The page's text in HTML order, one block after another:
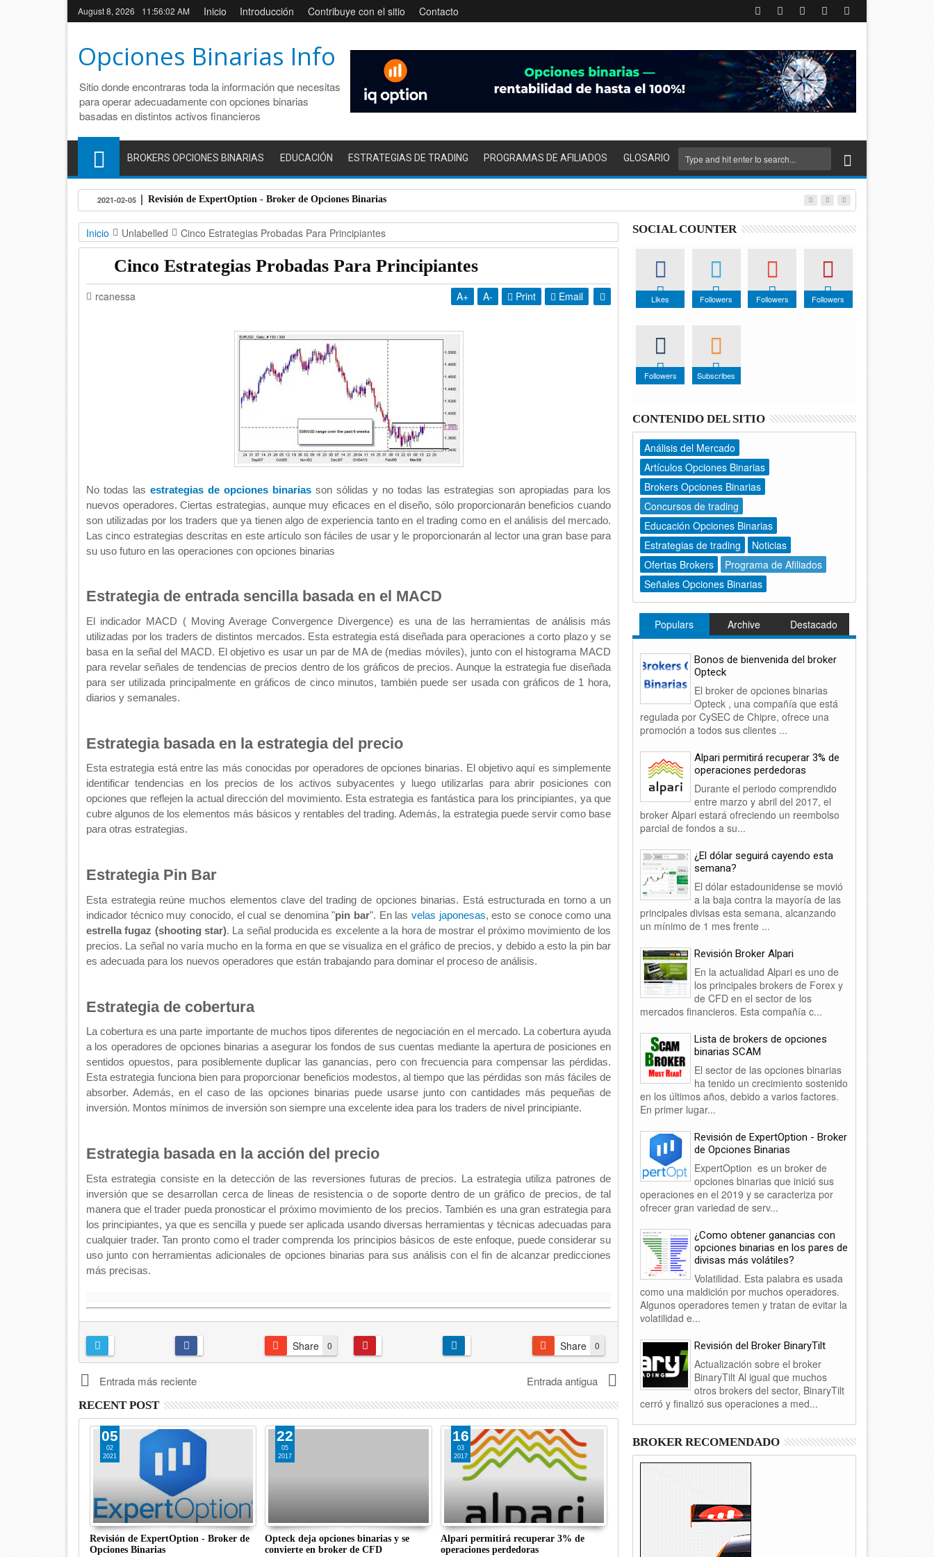
August 8, 2026 11:56:03 AM Inicio Introducción Contribuye con el sitio Contacto
Opciones Binarias Info
Sitio donde encontraras toda la información que necesitas
para operar adecuadamente con opciones binarias
basadas en distintos activos financieros
BROKERS OPCIONES BINARIAS EDUCACIÓN ESTRATEGIAS DE TRADING PROGRAMAS DE AFILIADOS GLOSARIO
Revisión de ExpertOption - Broker de Opciones Binarias
2021-02-05
Inicio Unlabelled Cinco Estrategias Probadas Para Principiantes
Cinco Estrategias Probadas Para Principiantes
rcanessa A+ A- Print Email
No todas las estrategias de opciones binarias son sólidas y no todas las estrategias son apropiadas para los
nuevos operadores. Ciertas estrategias, aunque muy eficaces en el diseño, sólo proporcionarán beneficios cuando
son utilizadas por los traders que ya tienen algo de experiencia tanto en el trading como en el análisis del mercado.
Las cinco estrategias descritas en este artículo son fáciles de usar y le proporcionarán al lector una gran base para
su uso futuro en las operaciones con opciones binarias
Estrategia de entrada sencilla basada en el MACD
El indicador MACD ( Moving Average Convergence Divergence) es una de las herramientas de análisis más
utilizadas por los traders de distintos mercados. Esta estrategia está diseñada para operaciones a corto plazo y se
basa en la señal del MACD. El objetivo es usar un par de MA de (medias móviles), junto con el histograma MACD
para revelar señales de tendencias de precios dentro de los gráficos de precios. Aunque la estrategia fue diseñada
para ser utilizada principalmente en gráficos de cinco minutos, también puede ser usada con gráficos de 1 hora,
diarios y semanales.
Estrategia basada en la estrategia del precio
Esta estrategia está entre las más conocidas por operadores de opciones binarias. El objetivo aquí es simplemente
identificar tendencias en los precios de los activos subyacentes y luego utilizarlas para abrir posiciones con
opciones que reflejen la actual dirección del movimiento. Esta estrategia es fantástica para los principiantes, ya que
cubre algunos de los elementos más básicos y rentables del trading. Además, la estrategia puede servir como base
para otras estrategias.
Estrategia Pin Bar
Esta estrategia reúne muchos elementos clave del trading de opciones binarias. Está estructurada en torno a un
indicador técnico muy conocido, el cual se denomina "pin bar". En lasvelas japonesas, esto se conoce como una
estrella fugaz (shooting star). La señal producida es excelente a la hora de mostrar el próximo movimiento de los
precios. La señal no varía mucho en la forma en que se visualiza en el gráfico de precios, y debido a esto la pin bar
es adecuada para los nuevos operadores que están trabajando para dominar el proceso de análisis.
Estrategia de cobertura
La cobertura es una parte importante de muchos tipos diferentes de negociación en el mercado. La cobertura ayuda
a los operadores de opciones binarias a asegurar los fondos de sus cuentas mediante la apertura de posiciones en
sentidos opuestos, para posiblemente duplicar las ganancias, pero con frecuencia para compensar las pérdidas.
Esta estrategia funciona bien para proporcionar beneficios modestos, al tiempo que las pérdidas son más fáciles de
absorber. Además, en el caso de las opciones binarias puede usarse junto con cantidades más pequeñas de
inversión. Montos mínimos de inversión son siempre una excelente idea para los traders de nivel principiante.
Estrategia basada en la acción del precio
Esta estrategia consiste en la detección de las reversiones futuras de precios. La estrategia utiliza patrones de
inversión que se desarrollan cerca de lineas de resistencia o de soporte dentro de un gráfico de precios, de tal
manera que el trader pueda pronosticar el próximo movimiento de los precios. También es una gran estrategia para
los principiantes, ya que es sencilla y puede ser aplicada usando diversas herramientas y técnicas adecuadas para
cualquier trader. Tan pronto como el trader comprenda los principios básicos de este enfoque, puede considerar su
uso junto con herramientas adicionales de opciones binarias para sus análisis con el fin de alcanzar predicciones
más precisas.
0
Share 0
Share
Entrada más reciente Entrada antigua
RECENT POST
05
02
2021
Revisión de ExpertOption - Broker de
Opciones Binarias
22
05
2017
Opteck deja opciones binarias y se
convierte en broker de CFD
16
03
2017
Alpari permitirá recuperar 3% de
operaciones perdedoras
01
02
2017
TopOption cambia a la plataforma
Tradesmarter
13
10
2016
SOCIAL COUNTER
Likes Followers Followers Followers
Followers Subscribes
CONTENIDO DEL SITIO
Análisis del Mercado
Artículos Opciones Binarias
Brokers Opciones Binarias
Concursos de trading
Educación Opciones Binarias
Estrategias de trading
Noticias
Ofertas Brokers
Programa de Afiliados
Señales Opciones Binarias
Populars Archive Destacado
Bonos de bienvenida del broker
Opteck
El broker de opciones binarias
Opteck , una compañía que está
regulada por CySEC de Chipre, ofrece una
promoción a todos sus clientes ...
Alpari permitirá recuperar 3% de
operaciones perdedoras
Durante el periodo comprendido
entre marzo y abril del 2017, el
broker Alpari estará ofreciendo un reembolso
parcial de fondos a su...
¿El dólar seguirá cayendo esta
semana?
El dólar estadounidense se movió
a la baja contra la mayoría de las
principales divisas esta semana, alcanzando
un mínimo de 1 mes frente ...
Revisión Broker Alpari
En la actualidad Alpari es uno de
los principales brokers de Forex y
de CFD en el sector de los
mercados financieros. Esta compañía c...
Lista de brokers de opciones
binarias SCAM
El sector de las opciones binarias
ha tenido un crecimiento sostenido
en los últimos años, debido a varios factores.
En primer lugar...
Revisión de ExpertOption - Broker
de Opciones Binarias
ExpertOption es un broker de
opciones binarias que inició sus
operaciones en el 2019 y se caracteriza por
ofrecer gran variedad de serv...
¿Como obtener ganancias con
opciones binarias en los pares de
divisas más volátiles?
Volatilidad. Esta palabra es usada
como una maldición por muchos operadores.
Algunos operadores temen y tratan de evitar la
volatilidad e...
Revisión del Broker BinaryTilt
Actualización sobre el broker
BinaryTilt Al igual que muchos
otros brokers del sector, BinaryTilt
cerró y finalizó sus operaciones a med...
BROKER RECOMENDADO